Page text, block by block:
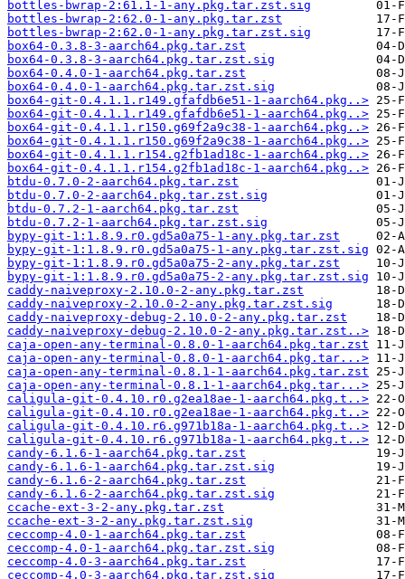
bottles-bwrap-2:61.1-1-any.pkg.tar.zst.sig
bottles-bwrap-2:62.0-1-any.pkg.tar.zst
bottles-bwrap-2:62.0-1-any.pkg.tar.zst.sig
box64-0.3.8-3-aarch64.pkg.tar.zst
box64-0.3.8-3-aarch64.pkg.tar.zst.sig
box64-0.4.0-1-aarch64.pkg.tar.zst
box64-0.4.0-1-aarch64.pkg.tar.zst.sig
box64-git-0.4.1.1.r149.gfafdb6e51-1-aarch64.pkg..>
box64-git-0.4.1.1.r149.gfafdb6e51-1-aarch64.pkg..>
box64-git-0.4.1.1.r150.g69f2a9c38-1-aarch64.pkg..>
box64-git-0.4.1.1.r150.g69f2a9c38-1-aarch64.pkg..>
box64-git-0.4.1.1.r154.g2fb1ad18c-1-aarch64.pkg..>
box64-git-0.4.1.1.r154.g2fb1ad18c-1-aarch64.pkg..>
btdu-0.7.0-2-aarch64.pkg.tar.zst
btdu-0.7.0-2-aarch64.pkg.tar.zst.sig
btdu-0.7.2-1-aarch64.pkg.tar.zst
btdu-0.7.2-1-aarch64.pkg.tar.zst.sig
bypy-git-1:1.8.9.r0.gd5a0a75-1-any.pkg.tar.zst
bypy-git-1:1.8.9.r0.gd5a0a75-1-any.pkg.tar.zst.sig
bypy-git-1:1.8.9.r0.gd5a0a75-2-any.pkg.tar.zst
bypy-git-1:1.8.9.r0.gd5a0a75-2-any.pkg.tar.zst.sig
caddy-naiveproxy-2.10.0-2-any.pkg.tar.zst
caddy-naiveproxy-2.10.0-2-any.pkg.tar.zst.sig
caddy-naiveproxy-debug-2.10.0-2-any.pkg.tar.zst
caddy-naiveproxy-debug-2.10.0-2-any.pkg.tar.zst..>
caja-open-any-terminal-0.8.0-1-aarch64.pkg.tar.zst
caja-open-any-terminal-0.8.0-1-aarch64.pkg.tar...>
caja-open-any-terminal-0.8.1-1-aarch64.pkg.tar.zst
caja-open-any-terminal-0.8.1-1-aarch64.pkg.tar...>
caligula-git-0.4.10.r0.g2ea18ae-1-aarch64.pkg.t..>
caligula-git-0.4.10.r0.g2ea18ae-1-aarch64.pkg.t..>
caligula-git-0.4.10.r6.g971b18a-1-aarch64.pkg.t..>
caligula-git-0.4.10.r6.g971b18a-1-aarch64.pkg.t..>
candy-6.1.6-1-aarch64.pkg.tar.zst
candy-6.1.6-1-aarch64.pkg.tar.zst.sig
candy-6.1.6-2-aarch64.pkg.tar.zst
candy-6.1.6-2-aarch64.pkg.tar.zst.sig
ccache-ext-3-2-any.pkg.tar.zst
ccache-ext-3-2-any.pkg.tar.zst.sig
ceccomp-4.0-1-aarch64.pkg.tar.zst
ceccomp-4.0-1-aarch64.pkg.tar.zst.sig
ceccomp-4.0-3-aarch64.pkg.tar.zst
ceccomp-4.0-3-aarch64.pkg.tar.zst.sig